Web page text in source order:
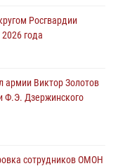
разминке у
Росгвардии
года
армии Виктор Золотов
Ф.Э. Дзержинского
сотрудников ОМОН